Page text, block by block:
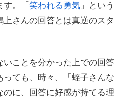
。「 笑われる勇気 」という
さんの回答とは真逆のスタ
ことを分かった上での回答
ても、時々、「蛭子さんな
に、回答に好感が持てる理